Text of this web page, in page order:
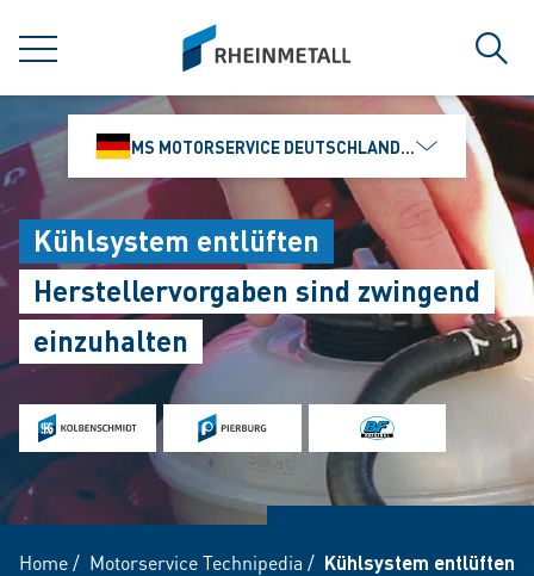
MENÜ
siteLogo
MS MOTORSERVICE DEUTSCHLAND GMBH
Kühlsystem entlüften
Herstellervorgaben sind zwingend
einzuhalten
Home/ Motorservice Technipedia / Kühlsystem entlüften